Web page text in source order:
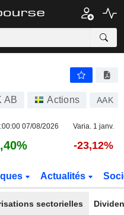
AB Actions AAK
07/08/2026 Varia. 1 janv.
-23,12%
Actualités
sectorielles